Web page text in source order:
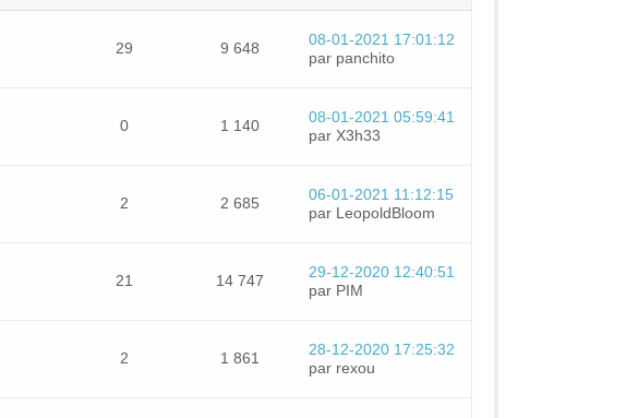
29 9 648
08-01-2021 17:01:12
par panchito
0 1 140
08-01-2021 05:59:41
par X3h33
2 2 685
06-01-2021 11:12:15
par LeopoldBloom
21 14 747
29-12-2020 12:40:51
par PIM
2 1 861
28-12-2020 17:25:32
par rexou